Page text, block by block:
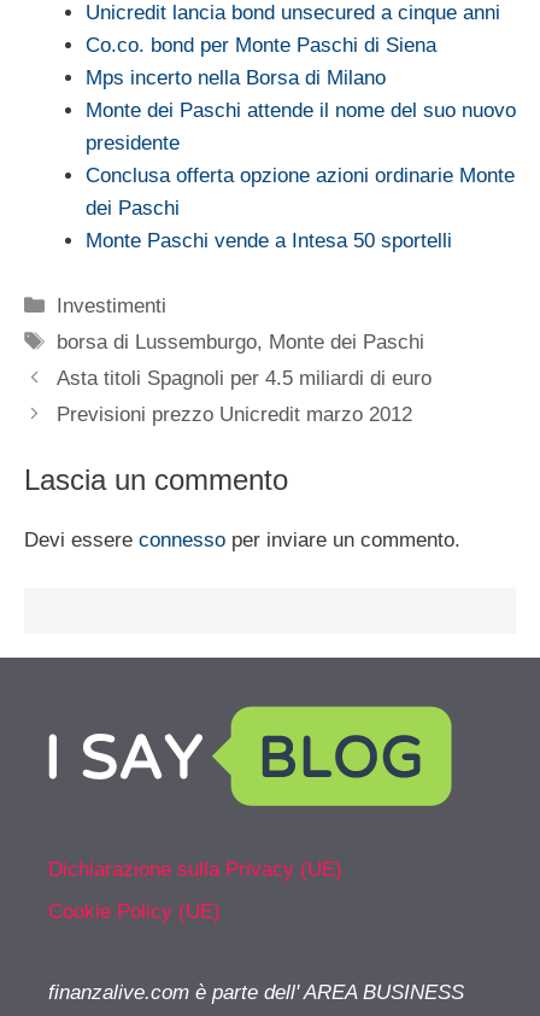
Unicredit lancia bond unsecured a cinque anni
Co.co. bond per Monte Paschi di Siena
Mps incerto nella Borsa di Milano
Monte dei Paschi attende il nome del suo nuovo
presidente
Conclusa offerta opzione azioni ordinarie Monte
dei Paschi
Monte Paschi vende a Intesa 50 sportelli
Categorie
Investimenti
Tag
borsa di Lussemburgo, Monte dei Paschi
Asta titoli Spagnoli per 4.5 miliardi di euro
Previsioni prezzo Unicredit marzo 2012
Lascia un commento
Devi essere connesso per inviare un commento.
Dichiarazione sulla Privacy (UE)
Cookie Policy (UE)
finanzalive.com è parte dell' AREA BUSINESS